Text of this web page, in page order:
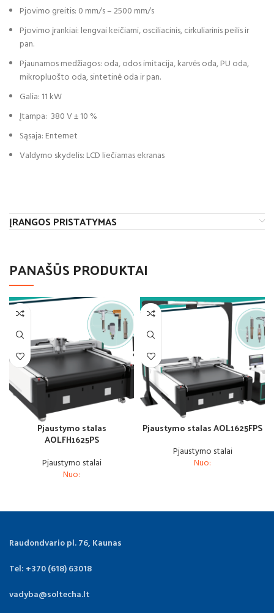
Pjovimo greitis: 0 mm/s – 2500 mm/s
Pjovimo įrankiai: lengvai keičiami, osciliacinis, cirkuliarinis peilis ir
pan.
Pjaunamos medžiagos: oda, odos imitacija, karvės oda, PU oda,
mikropluošto oda, sintetinė oda ir pan.
Galia: 11 kW
Įtampa: 380 V ± 10 %
Sąsaja: Enternet
Valdymo skydelis: LCD liečiamas ekranas
ĮRANGOS PRISTATYMAS
PANAŠŪS PRODUKTAI
Pjaustymo stalas
AOLFH1625PS
Pjaustymo stalai
Nuo:
Pjaustymo stalas AOL1625FPS
Pjaustymo stalai
Nuo:
Raudondvario pl. 76, Kaunas
Tel: +370 (618) 63018
vadyba@soltecha.lt